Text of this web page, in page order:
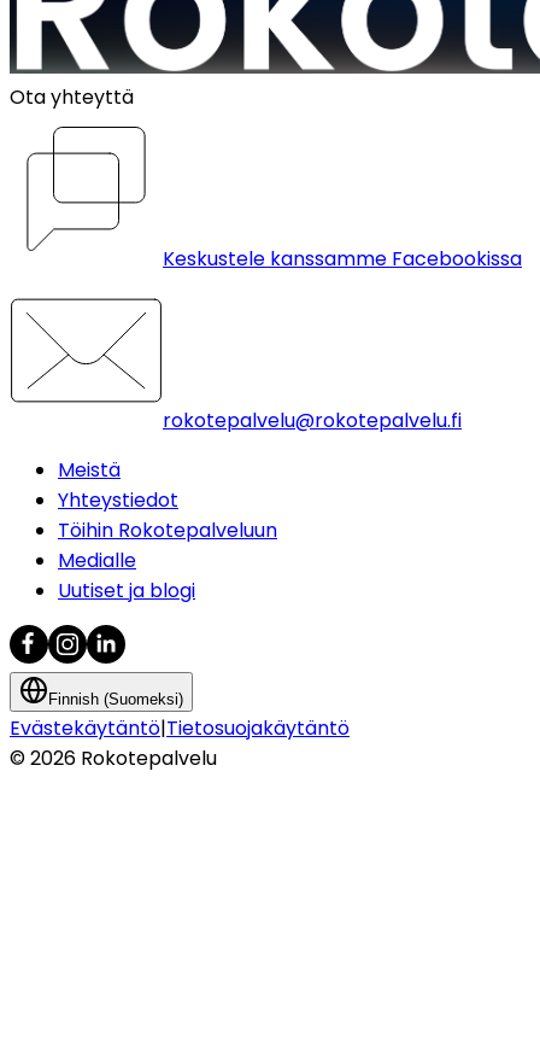
Ota yhteyttä
Keskustele kanssamme Facebookissa
rokotepalvelu@rokotepalvelu.fi
Meistä
Yhteystiedot
Töihin Rokotepalveluun
Medialle
Uutiset ja blogi
Finnish (Suomeksi)
Evästekäytäntö|Tietosuojakäytäntö
©2026 Rokotepalvelu